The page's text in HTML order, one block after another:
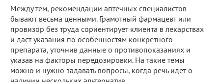
Между тем, рекомендации аптечных специалистов
бывают весьма ценными. Грамотный фармацевт или
провизор без труда сориентирует клиента в лекарствах
и даст указания по особенностям конкретного
препарата, уточнив данные о противопоказаниях и
указав на факторы передозировки. На такие темы
можно и нужно задавать вопросы, когда речь идет о